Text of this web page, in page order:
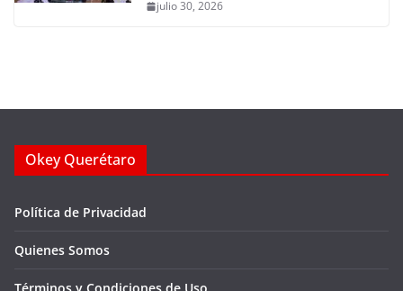
julio 30, 2026
Okey Querétaro
Política de Privacidad
Quienes Somos